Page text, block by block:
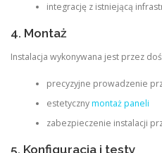
integrację z istniejącą
4. Montaż
Instalacja wykonywana jest przez
precyzyjne prowadzenie
estetycznymontaż paneli
zabezpieczenie instalacji
5. Konfiguracja i testy